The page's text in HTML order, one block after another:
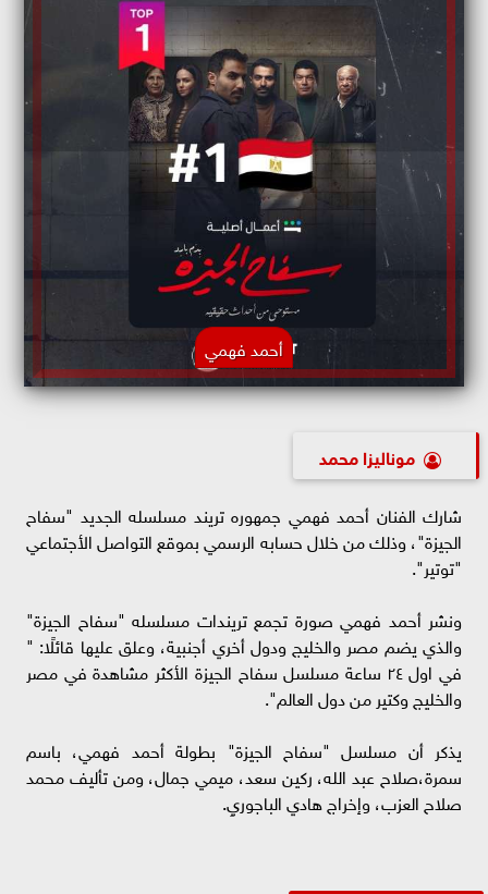
أحمد فهمي
موناليزا محمد
شارك الفنان أحمد فهمي جمهوره تريند مسلسله الجديد "سفاح
الجيزة"، وذلك من خلال حسابه الرسمي بموقع التواصل الأجتماعي
"توتير".
ونشر أحمد فهمي صورة تجمع تريندات مسلسله "سفاح الجيزة"
والذي يضم مصر والخليج ودول أخري أجنبية، وعلق عليها قائلًا: "
في اول ٢٤ ساعة مسلسل سفاح الجيزة الأكثر مشاهدة في مصر
والخليج وكتير من دول العالم".
يذكر أن مسلسل "سفاح الجيزة" بطولة أحمد فهمي، باسم
سمرة،صلاح عبد الله، ركين سعد، ميمي جمال، ومن تأليف محمد
صلاح العزب، وإخراج هادي الباجوريِ.